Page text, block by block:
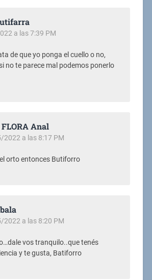
a las 7:39 PM
de que yo ponga el cuello o no,
no te parece mal podemos ponerlo
FLORA Anal
2022 a las 8:17 PM
orto entonces Butiforro
2022 a las 8:20 PM
vos tranquilo..que tenés
y te gusta, Batiforro